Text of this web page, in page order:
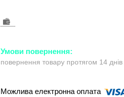
повернення товару протягом 14 днів